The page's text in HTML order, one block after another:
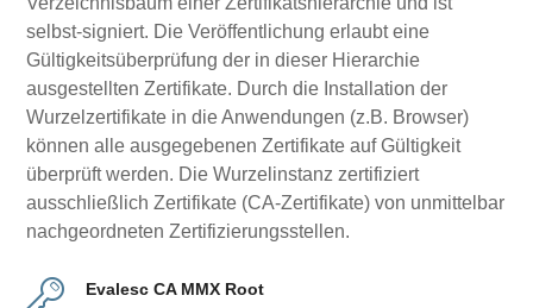
selbst-signiert. Die Veröffentlichung erlaubt eine
Gültigkeitsüberprüfung der in dieser Hierarchie
ausgestellten Zertifikate. Durch die Installation der
Wurzelzertifikate in die Anwendungen (z.B. Browser)
können alle ausgegebenen Zertifikate auf Gültigkeit
überprüft werden. Die Wurzelinstanz zertifiziert
ausschließlich Zertifikate (CA-Zertifikate) von unmittelbar
nachgeordneten Zertifizierungsstellen.
Evalesc CA MMX Root